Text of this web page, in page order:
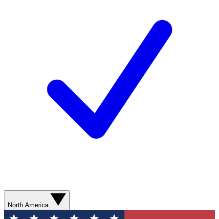
North America